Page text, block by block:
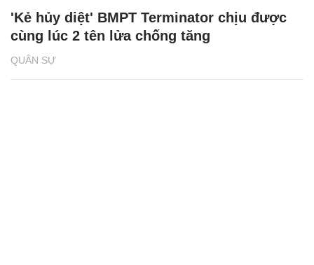
QUÂN SỰ
'Kẻ hủy diệt' BMPT Terminator chịu được
cùng lúc 2 tên lửa chống tăng